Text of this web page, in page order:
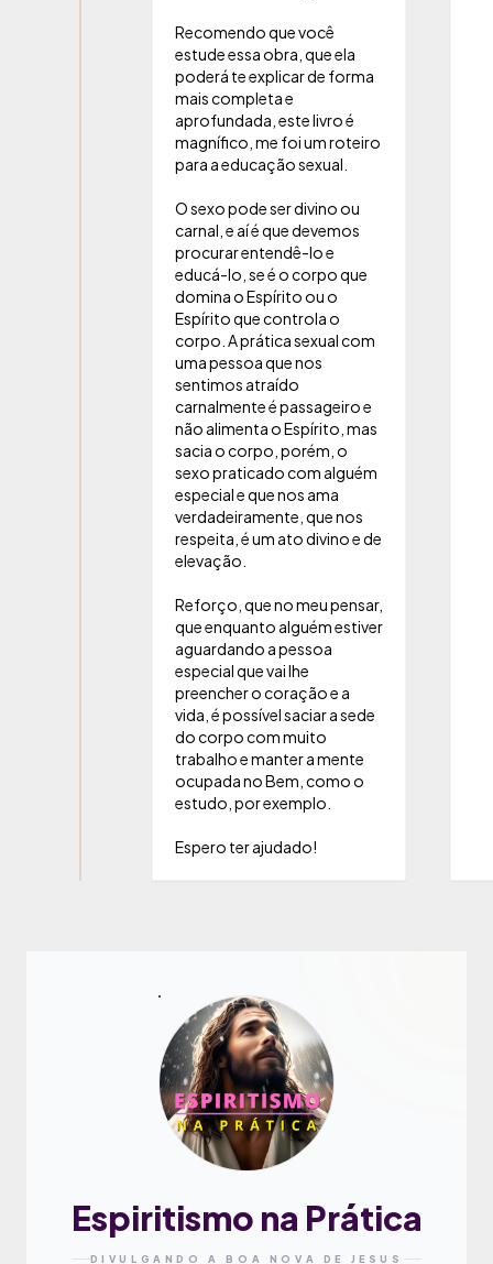
Recomendo que você
estude essa obra, que ela
poderá te explicar de forma
mais completa e
aprofundada, este livro é
magnífico, me foi um roteiro
para a educação sexual.
O sexo pode ser divino ou
carnal, e aí é que devemos
procurar entendê-lo e
educá-lo, se é o corpo que
domina o Espírito ou o
Espírito que controla o
corpo. A prática sexual com
uma pessoa que nos
sentimos atraído
carnalmente é passageiro e
não alimenta o Espírito, mas
sacia o corpo, porém, o
sexo praticado com alguém
especial e que nos ama
verdadeiramente, que nos
respeita, é um ato divino e de
elevação.
Reforço, que no meu pensar,
que enquanto alguém estiver
aguardando a pessoa
especial que vai lhe
preencher o coração e a
vida, é possível saciar a sede
do corpo com muito
trabalho e manter a mente
ocupada no Bem, como o
estudo, por exemplo.
Espero ter ajudado!
Espiritismo na Prática
DIVULGANDO A BOA NOVA DE JESUS